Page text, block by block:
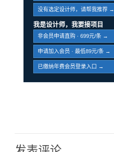
没有选定设计师，请帮我推荐 →
我是设计师，我要接项目
非会员申请直购 · 699元/条 →
申请加入会员 · 最低89元/条 →
已缴纳年费会员登录入口 →